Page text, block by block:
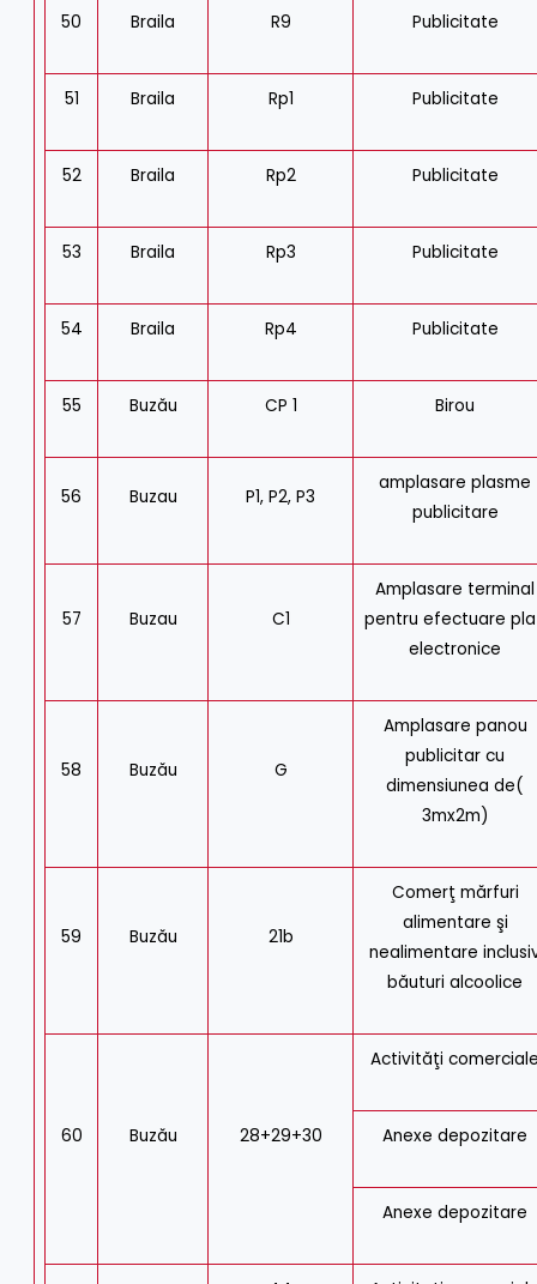
50 Braila R9 Publicitate
51 Braila Rp1 Publicitate
52 Braila Rp2 Publicitate
53 Braila Rp3 Publicitate
54 Braila Rp4 Publicitate
55 Buzău CP 1 Birou
56 Buzau P1, P2, P3
amplasare plasme
publicitare
57 Buzau C1
Amplasare terminal
pentru efectuare
electronice
58 Buzău G
Amplasare panou
publicitar cu
dimensiunea de(
3mx2m)
59 Buzău 21b
Comerţ mărfuri
alimentare şi
nealimentare
băuturi alcoolice
60 Buzău 28+29+30
Activităţi
Anexe depozitare
Anexe depozitare